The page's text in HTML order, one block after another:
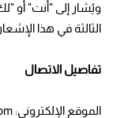
ويُشار إلى "أنت" أو
الثالثة في هذا الإشعار.
تفاصيل الاتصال
الموقع الإلكتروني: